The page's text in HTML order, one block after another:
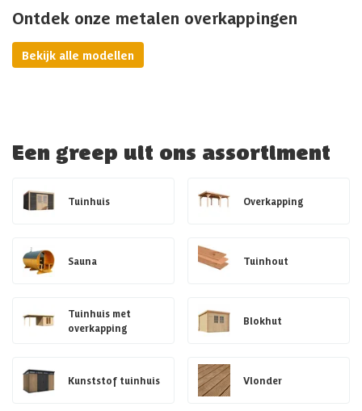
Ontdek onze metalen overkappingen
Bekijk alle modellen
Een greep uit ons assortiment
Tuinhuis Overkapping
Sauna Tuinhout
Tuinhuis met
overkapping
Blokhut
Kunststof tuinhuis Vlonder